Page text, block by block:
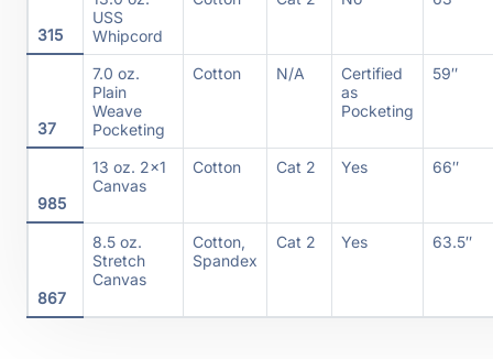
315
USS
Whipcord
37
7.0 oz.
Plain
Weave
Pocketing
Cotton N/A
Certified
as
Pocketing
59″
985
13 oz. 2×1
Canvas
Cotton Cat 2 Yes 66″
867
8.5 oz.
Stretch
Canvas
Cotton,
Spandex
Cat 2 Yes 63.5″